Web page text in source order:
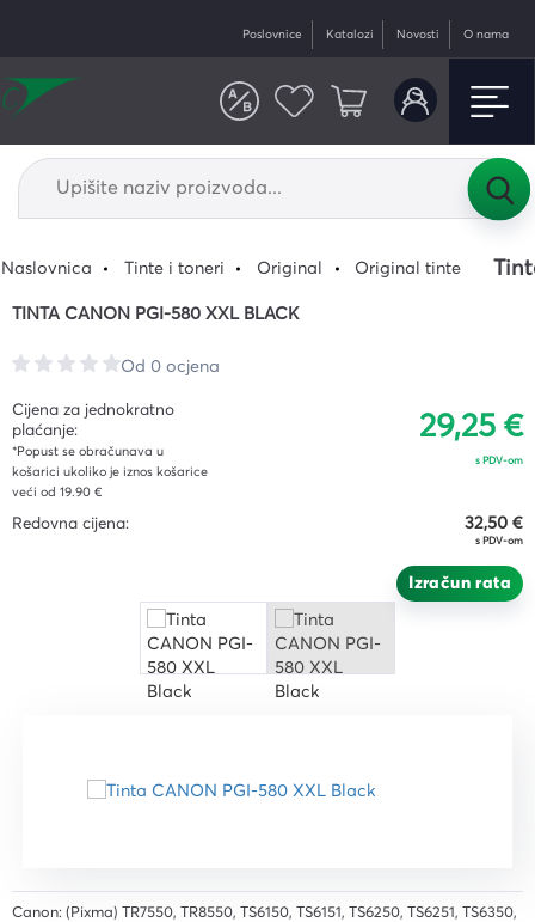
Poslovnice Katalozi Novosti O nama
Naslovnica Tinte i toneri Original Original tinte
TINTA CANON PGI-580 XXL BLACK
Od 0 ocjena
Cijena za jednokratno
plaćanje:
*Popust se obračunava u
košarici ukoliko je iznos košarice
veći od 19.90 €
29,25 €
s PDV-om
Redovna cijena: 32,50 €
s PDV-om
Izračun rata
Canon: (Pixma) TR7550, TR8550, TS6150, TS6151, TS6250, TS6251, TS6350,